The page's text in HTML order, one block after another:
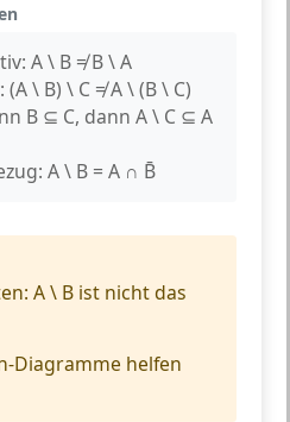
A \ B ≠ B \ A
(A \ B) \ C ≠ A \ (B \ C)
B ⊆ C, dann A \ C ⊆ A
A \ B = A ∩ B̄
A \ B ist nicht das
Diagramme helfen